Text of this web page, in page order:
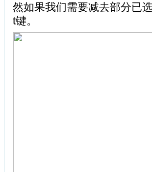
然如果我们需要减去部分已
t键。